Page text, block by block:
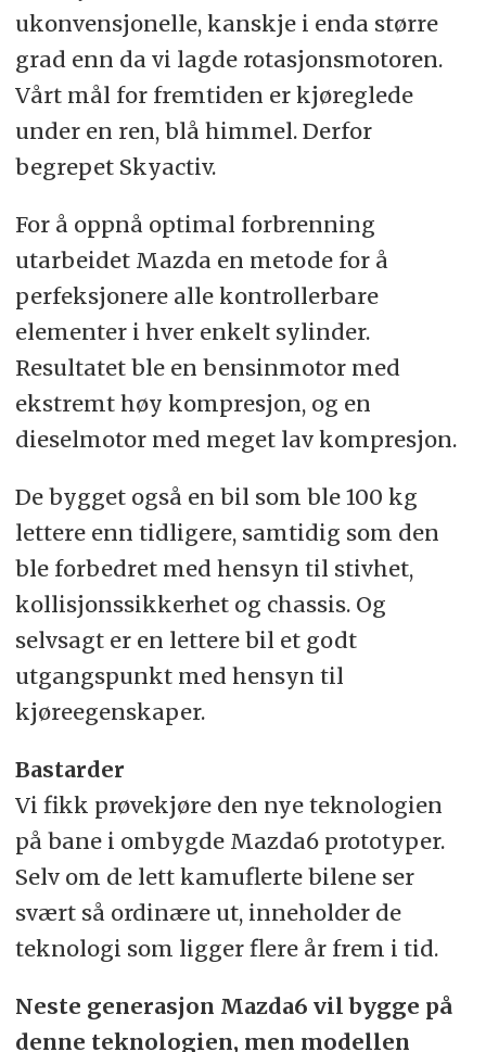
ukonvensjonelle, kanskje i enda større
grad enn da vi lagde rotasjonsmotoren.
Vårt mål for fremtiden er kjøreglede
under en ren, blå himmel. Derfor
begrepet Skyactiv.
For å oppnå optimal forbrenning
utarbeidet Mazda en metode for å
perfeksjonere alle kontrollerbare
elementer i hver enkelt sylinder.
Resultatet ble en bensinmotor med
ekstremt høy kompresjon, og en
dieselmotor med meget lav kompresjon.
De bygget også en bil som ble 100 kg
lettere enn tidligere, samtidig som den
ble forbedret med hensyn til stivhet,
kollisjonssikkerhet og chassis. Og
selvsagt er en lettere bil et godt
utgangspunkt med hensyn til
kjøreegenskaper.
Bastarder
Vi fikk prøvekjøre den nye teknologien
på bane i ombygde Mazda6 prototyper.
Selv om de lett kamuflerte bilene ser
svært så ordinære ut, inneholder de
teknologi som ligger flere år frem i tid.
Neste generasjon Mazda6 vil bygge på
denne teknologien, men modellen